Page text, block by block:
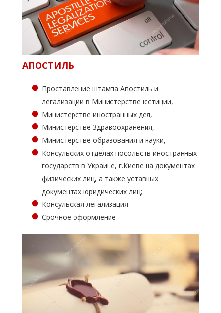
АПОСТИЛЬ
Проставление штампа Апостиль и
легализации в Министерстве юстиции,
Министерстве иностранных дел,
Министерстве Здравоохранения,
Министерстве образования и науки,
Консульских отделах посольств иностранных
государств в Украине, г.Киеве на документах
физических лиц, а также уставных
документах юридических лиц;
Консульская легализация
Срочное оформление